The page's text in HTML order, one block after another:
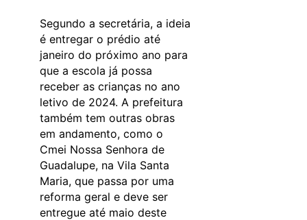
Segundo a secretária, a ideia
é entregar o prédio até
janeiro do próximo ano para
que a escola já possa
receber as crianças no ano
letivo de 2024. A prefeitura
também tem outras obras
em andamento, como o
Cmei Nossa Senhora de
Guadalupe, na Vila Santa
Maria, que passa por uma
reforma geral e deve ser
entregue até maio deste